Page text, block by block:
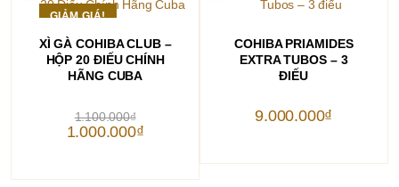
GIẢM GIÁ!
THÊM VÀO GIỎ HÀNG
XÌ GÀ COHIBA CLUB –
HỘP 20 ĐIẾU CHÍNH
HÃNG CUBA
1.100.000₫Giá
gốc
là:
1.000.000₫Giá
1.000.000₫.
COHIBA PRIAMIDES
EXTRA TUBOS – 3
ĐIẾU
9.000.000₫